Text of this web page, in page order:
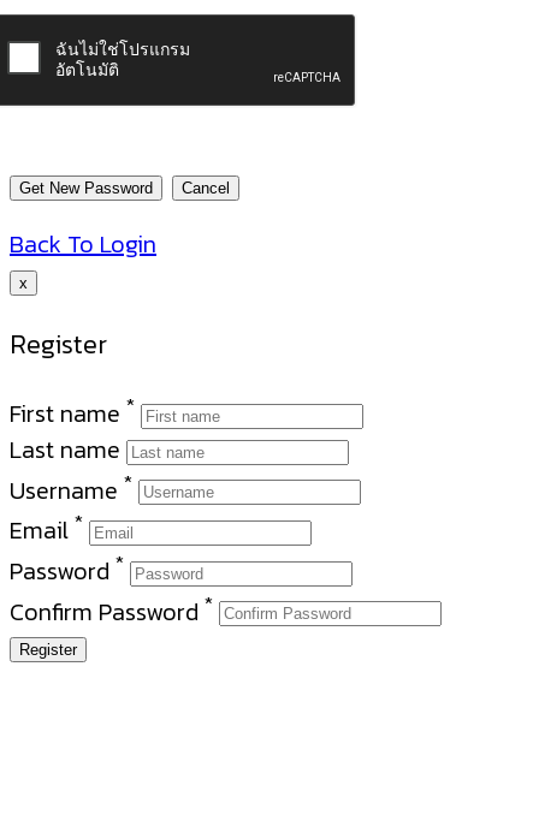
Back To Login
x
Register
First name *
Last name
Username *
Email *
Password *
Confirm Password *
Register